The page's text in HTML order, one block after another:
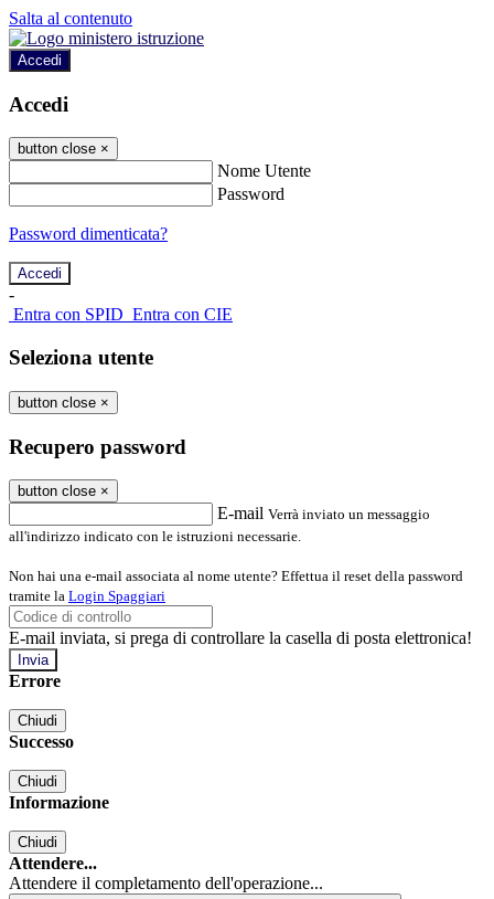
Salta al contenuto
Accedi
Accedi
button close ×
Nome Utente
Password
Password dimenticata?
-
Entra con SPID Entra con CIE
Seleziona utente
button close ×
Recupero password
button close ×
E-mail Verrà inviato un messaggio
all'indirizzo indicato con le istruzioni necessarie.
Non hai una e-mail associata al nome utente? Effettua il reset della password
tramite la Login Spaggiari
E-mail inviata, si prega di controllare la casella di posta elettronica!
Errore
Chiudi
Successo
Chiudi
Informazione
Chiudi
Attendere...
Attendere il completamento dell'operazione...